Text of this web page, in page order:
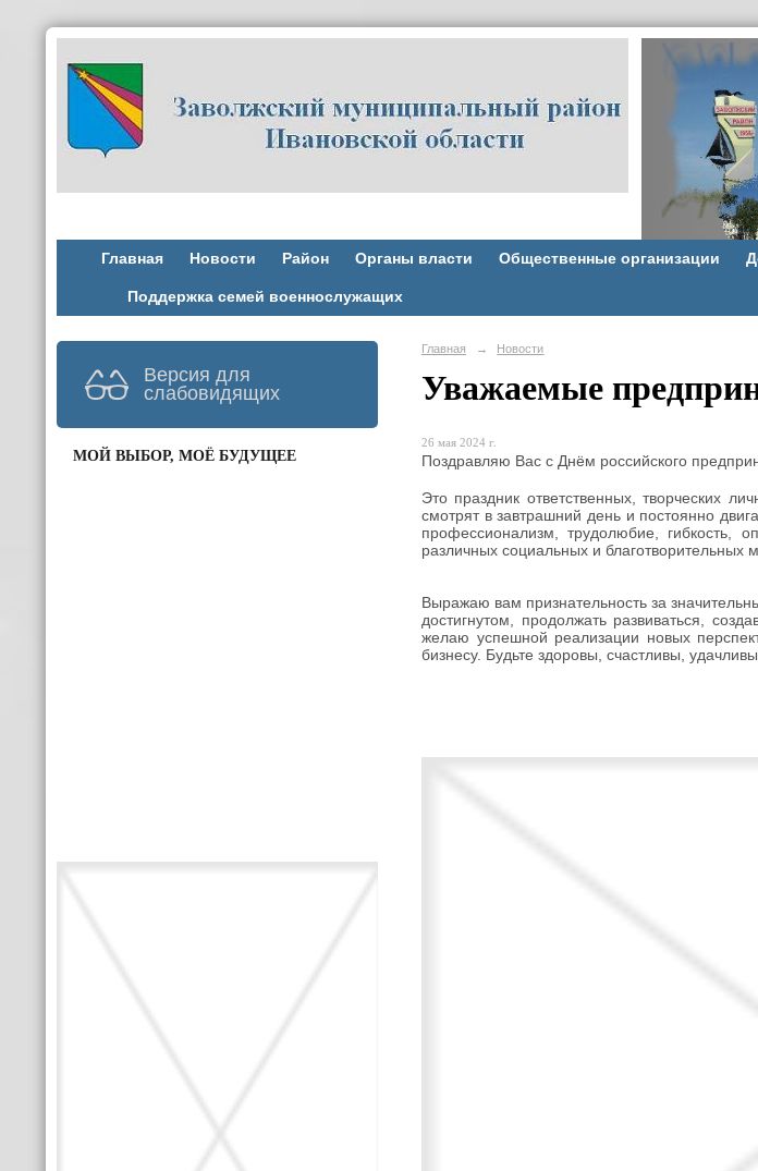
Главная Новости Район Органы власти Общественные организации
Поддержка семей военнослужащих
Версия для
слабовидящих
МОЙ ВЫБОР, МОЁ БУДУЩЕЕ
Главная → Новости
Уважаемые
26 мая 2024 г.
Поздравляю Вас с Днём российского
Это праздник ответственных, творческих
смотрят в завтрашний день и постоянно
профессионализм, трудолюбие, гибкость,
различных социальных и благотворительных
Выражаю вам признательность за
достигнутом, продолжать развиваться,
желаю успешной реализации новых
бизнесу. Будьте здоровы, счастливы,